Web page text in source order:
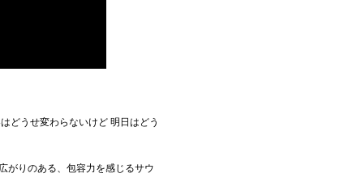
うせ変わらないけど 明日はどう
がりのある、包容力を感じるサウ